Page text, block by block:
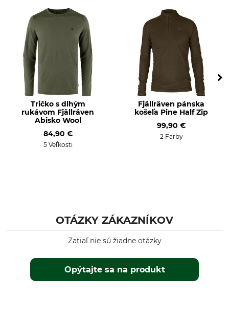
Made in Sweden
Tričko s dlhým
rukávom Fjällräven
Abisko Wool
84,90 €
5 Veľkosti
Fjällräven pánska
košeľa Pine Half Zip
99,90 €
2 Farby
OTÁZKY ZÁKAZNÍKOV
Opýtajte sa na produkt
Zatiaľ nie sú žiadne otázky